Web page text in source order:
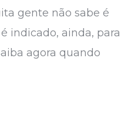
gente não sabe é
indicado, ainda, para
agora quando